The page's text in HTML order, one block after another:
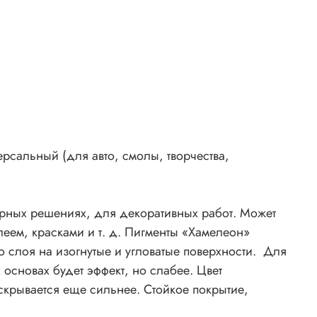
в
(для авто, смолы, творчества,
решениях, для декоративных работ. Может
красками и т. д. Пигменты «Хамелеон»
на изогнутые и угловатые поверхности. Для
будет эффект, но слабее. Цвет
еще сильнее. Стойкое покрытие,